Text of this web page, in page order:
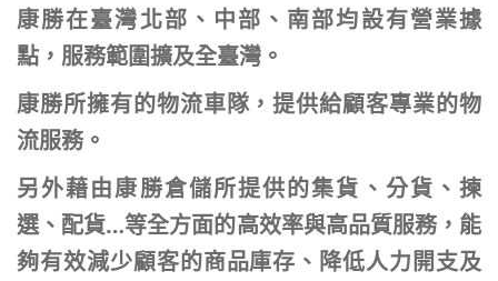
康勝在臺灣北部、中部、南部均設有營業據
點，服務範圍擴及全臺灣。
康勝所擁有的物流車隊，提供給顧客專業的物
流服務。
另外藉由康勝倉儲所提供的集貨、分貨、揀
選、配貨…等全方面的高效率與高品質服務，能
夠有效減少顧客的商品庫存、降低人力開支及